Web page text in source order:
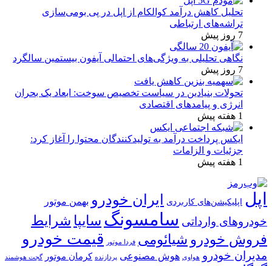
تحلیل کاهش درآمد کوالکام از اپل در پی بومی‌سازی
تراشه‌های ارتباطی
7 روز پیش
نگاهی تحلیلی به ویژگی‌های احتمالی آیفون بیستمین سالگرد
7 روز پیش
تحولات بنیادین در سیاست تخصیص سوخت: ابعاد یک بحران
انرژی و پیامدهای اقتصادی
1 هفته پیش
ایکس پرداخت درآمد به تولیدکنندگان محتوا را آغاز کرد:
جزئیات و الزامات
1 هفته پیش
اپل اپلیکیشن‌های کاربردی ایران خودرو بهمن موتور
خودروهای وارداتی سامسونگ سایپا شرایط
فروش خودرو شیائومی فردا موتور قیمت خودرو
مدیران خودرو هواوی هوش مصنوعی پردازنده کرمان موتور گجت هوشمند